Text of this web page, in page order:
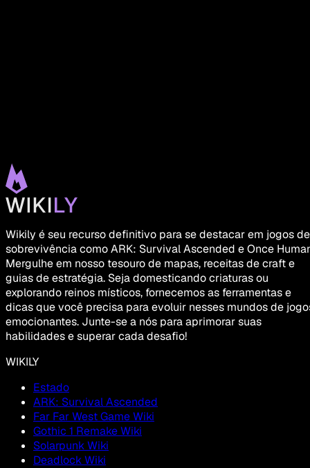
Wikily é seu recurso definitivo para se destacar em jogos de
sobrevivência como ARK: Survival Ascended e Once
Mergulhe em nosso tesouro de mapas, receitas de craft e
guias de estratégia. Seja domesticando criaturas ou
explorando reinos místicos, fornecemos as ferramentas e
dicas que você precisa para evoluir nesses mundos de
emocionantes. Junte-se a nós para aprimorar suas
habilidades e superar cada desafio!
WIKILY
Estado
ARK: Survival Ascended
Far Far West Game Wiki
Gothic 1 Remake Wiki
Solarpunk Wiki
Deadlock Wiki